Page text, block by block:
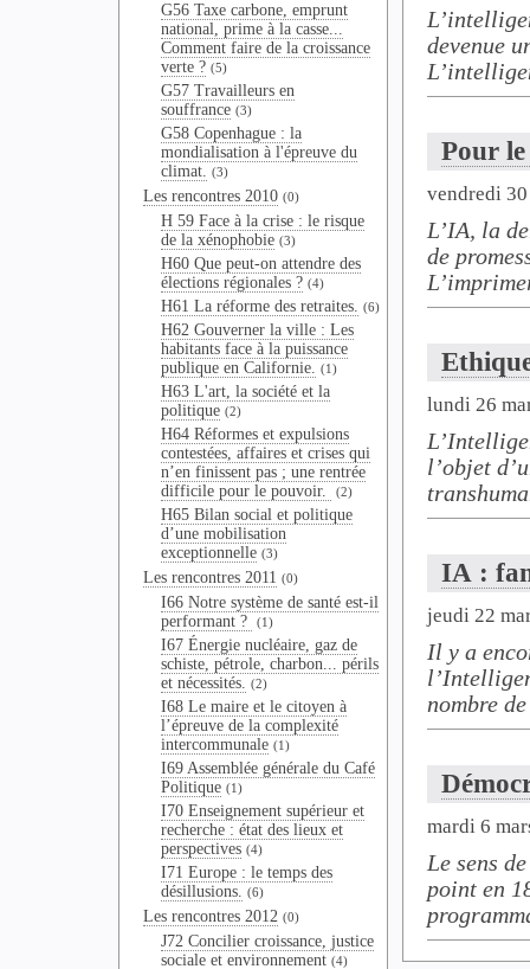
G56 Taxe carbone, emprunt
national, prime à la casse...
Comment faire de la croissance
verte ? (5)
G57 Travailleurs en
souffrance (3)
G58 Copenhague : la
mondialisation à l'épreuve du
climat. (3)
Les rencontres 2010 (0)
H 59 Face à la crise : le risque
de la xénophobie (3)
H60 Que peut-on attendre des
élections régionales ? (4)
H61 La réforme des retraites. (6)
H62 Gouverner la ville : Les
habitants face à la puissance
publique en Californie. (1)
H63 L'art, la société et la
politique (2)
H64 Réformes et expulsions
contestées, affaires et crises qui
n’en finissent pas ; une rentrée
difficile pour le pouvoir.
(2)
H65 Bilan social et politique
d’une mobilisation
exceptionnelle (3)
Les rencontres 2011 (0)
I66 Notre système de santé est-il
performant ?
(1)
I67 Énergie nucléaire, gaz de
schiste, pétrole, charbon... périls
et nécessités. (2)
I68 Le maire et le citoyen à
l’épreuve de la complexité
intercommunale (1)
I69 Assemblée générale du Café
Politique (1)
I70 Enseignement supérieur et
recherche : état des lieux et
perspectives (4)
I71 Europe : le temps des
désillusions. (6)
Les rencontres 2012 (0)
J72 Concilier croissance, justice
sociale et environnement (4)
devenue
Pour
vendredi
L’IA, la
de
lundi 26
l’objet
IA :
jeudi 22
Il y a
nombre
mardi 6
Le sens
point en